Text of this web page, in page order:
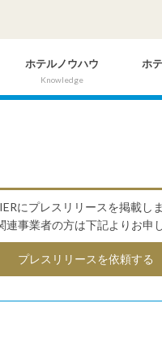
ホテルノウハウ
Knowledge
ホ
にプレスリリースを掲載し
連事業者の方は下記よりお申
プレスリリースを依頼する